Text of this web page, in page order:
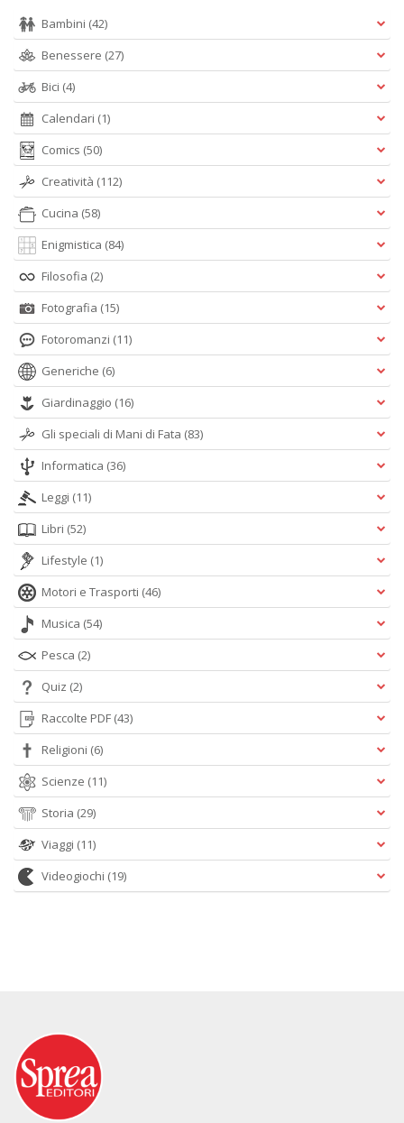
Bambini (42)
Benessere (27)
Bici (4)
Calendari (1)
Comics (50)
Creatività (112)
Cucina (58)
Enigmistica (84)
Filosofia (2)
Fotografia (15)
Fotoromanzi (11)
Generiche (6)
Giardinaggio (16)
Gli speciali di Mani di Fata (83)
Informatica (36)
Leggi (11)
Libri (52)
Lifestyle (1)
Motori e Trasporti (46)
Musica (54)
Pesca (2)
Quiz (2)
Raccolte PDF (43)
Religioni (6)
Scienze (11)
Storia (29)
Viaggi (11)
Videogiochi (19)